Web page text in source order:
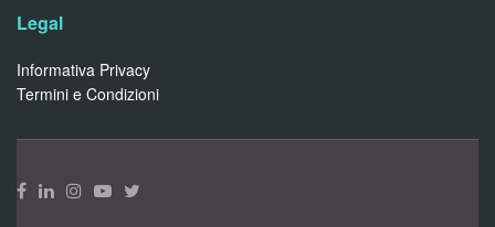
Legal
Informativa Privacy
Termini e Condizioni